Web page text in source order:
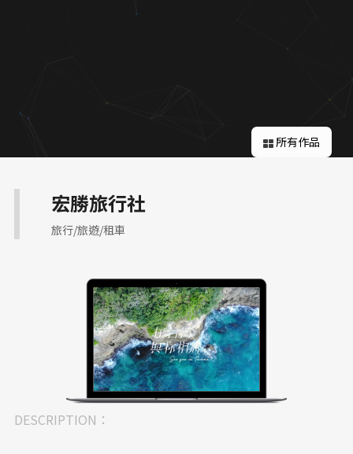
所有作品
宏勝旅行社
旅行/旅遊/租車
DESCRIPTION：